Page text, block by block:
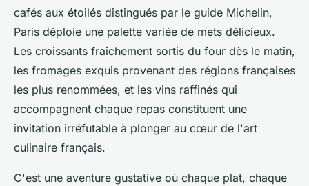
cafés aux étoilés distingués par le guide Michelin,
Paris déploie une palette variée de mets délicieux.
Les croissants fraîchement sortis du four dès le matin,
les fromages exquis provenant des régions françaises
les plus renommées, et les vins raffinés qui
accompagnent chaque repas constituent une
invitation irréfutable à plonger au cœur de l'art
culinaire français.
C'est une aventure gustative où chaque plat, chaque